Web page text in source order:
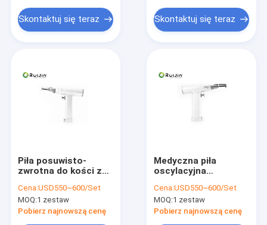
Skontaktuj się teraz Skontaktuj się teraz
Piła posuwisto-
zwrotna do kości ze
oscylacyjna
Ortopedyczna
15000rm
Cena:USD550~600/Set
MOQ:1 zestaw
Pobierz najnowszą cenę
Medyczna piła
oscylacyjna
otwarta
torakotomia,
autoklawowalna
Cena:USD550~600/Set
MOQ:1 zestaw
Pobierz najnowszą cenę